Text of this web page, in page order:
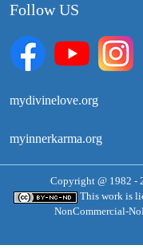
Follow US
mydivinelove.org
myinnerkarma.org
Copyright @ 1982 -
This work is
NonCommercial-